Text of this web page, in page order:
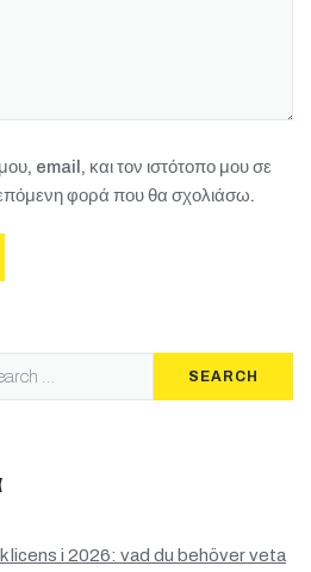
email, και τον ιστότοπο μου σε
φορά που θα σχολιάσω.
SEARCH
licens i 2026: vad du behöver veta